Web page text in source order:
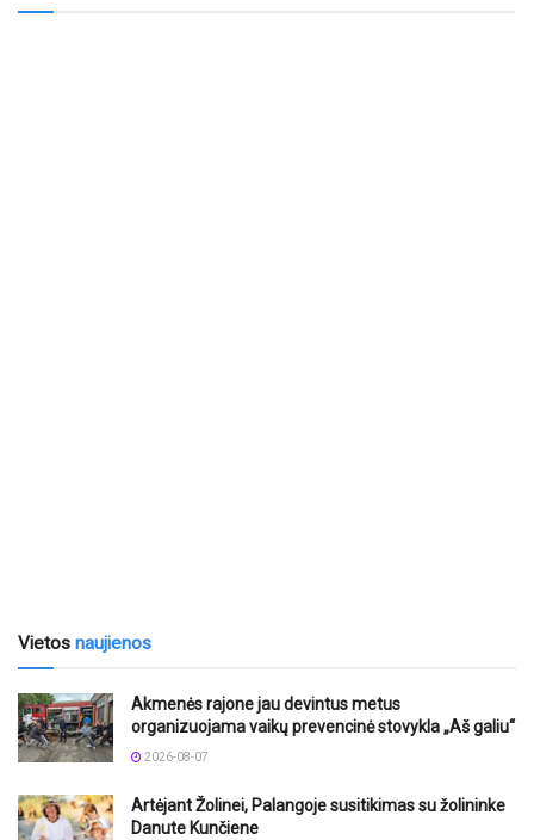
Vietos naujienos
Akmenės rajone jau devintus metus
organizuojama vaikų prevencinė stovykla „Aš galiu“
2026-08-07
Artėjant Žolinei, Palangoje susitikimas su žolininke
Danute Kunčiene